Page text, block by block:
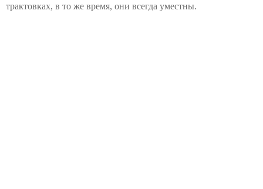
трактовках, в то же время, они всегда уместны.